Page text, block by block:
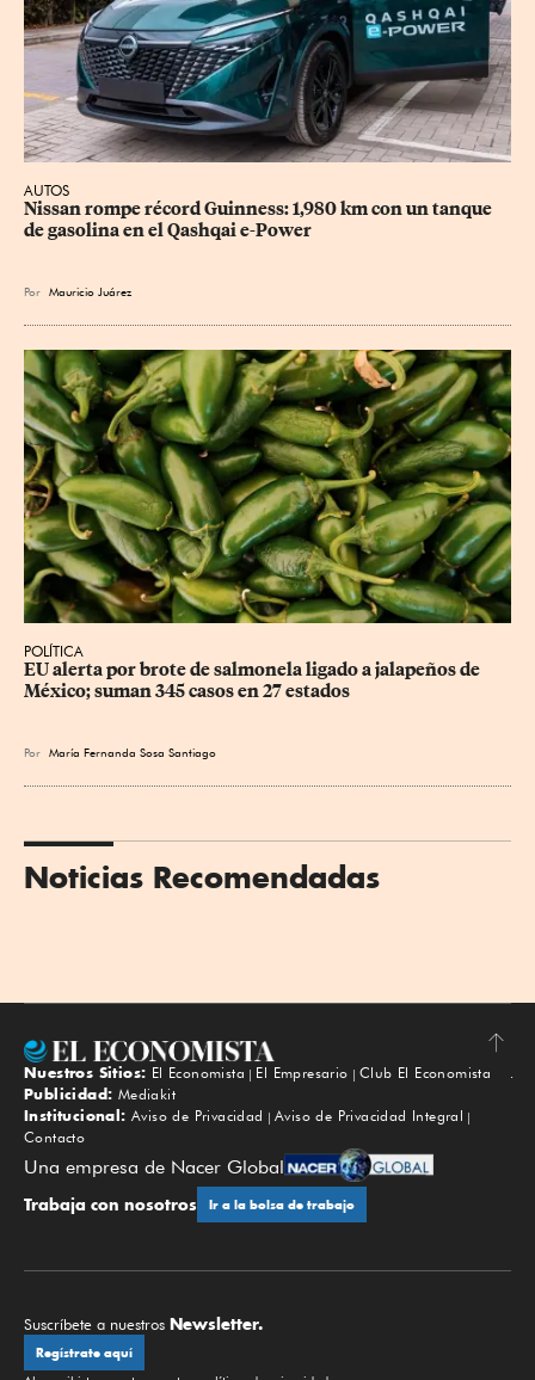
AUTOS
Nissan rompe récord Guinness: 1,980 km con un tanque
de gasolina en el Qashqai e-Power
Por Mauricio Juárez
POLÍTICA
EU alerta por brote de salmonela ligado a jalapeños de
México; suman 345 casos en 27 estados
Por María Fernanda Sosa Santiago
Noticias Recomendadas
Subir
Nuestros Sitios: El Economista El Empresario
Club El Economista
Publicidad: Mediakit
Institucional: Aviso de Privacidad
Aviso de Privacidad Integral
Contacto
Una empresa de Nacer Global
Trabaja con nosotros Ir a la bolsa de trabajo
Suscríbete a nuestros Newsletter.
Regístrate aquí